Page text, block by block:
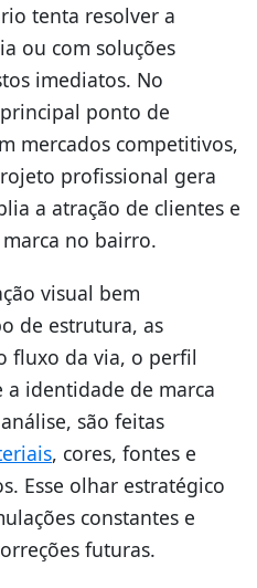
tenta resolver a
ou com soluções
imediatos. No
ponto de
mercados competitivos,
profissional gera
a atração de clientes e
no bairro.
visual bem
de estrutura, as
fluxo da via, o perfil
identidade de marca
são feitas
, cores, fontes e
Esse olhar estratégico
constantes e
futuras.